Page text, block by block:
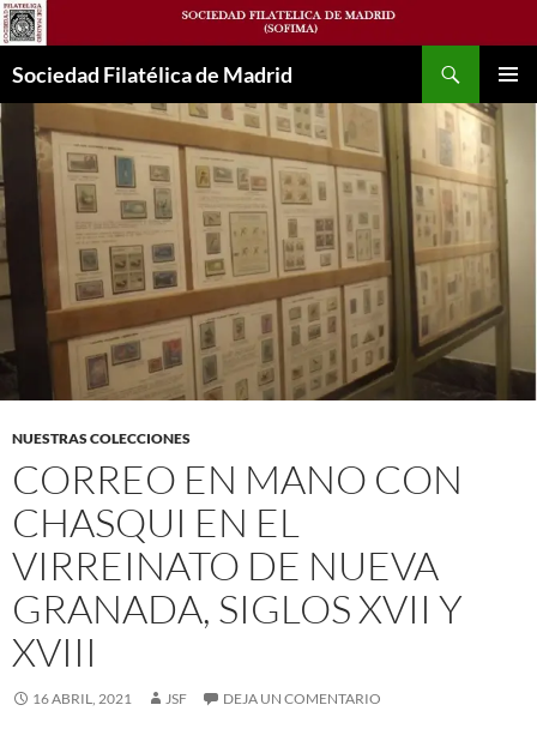
Saltar
al
contenido
Sociedad Filatélica de Madrid
MENÚ
NUESTRAS COLECCIONES
CORREO EN MANO CON
CHASQUI EN EL
VIRREINATO DE NUEVA
GRANADA, SIGLOS XVII Y
XVIII
16 ABRIL, 2021 JSF DEJA UN COMENTARIO